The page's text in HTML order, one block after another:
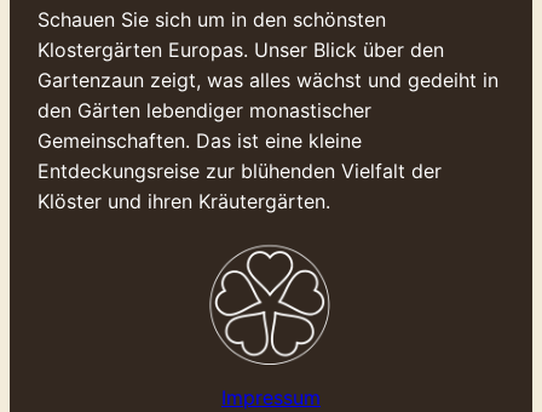
Schauen Sie sich um in den schönsten
Klostergärten Europas. Unser Blick über den
Gartenzaun zeigt, was alles wächst und gedeiht in
den Gärten lebendiger monastischer
Gemeinschaften. Das ist eine kleine
Entdeckungsreise zur blühenden Vielfalt der
Klöster und ihren Kräutergärten.
Impressum